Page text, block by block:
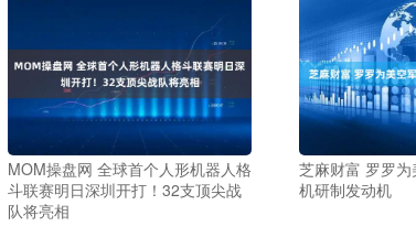
MOM操盘网 全球首个人形机器人格
斗联赛明日深圳开打！32支顶尖战
队将亮相
芝麻财富 罗罗
机研制发动机